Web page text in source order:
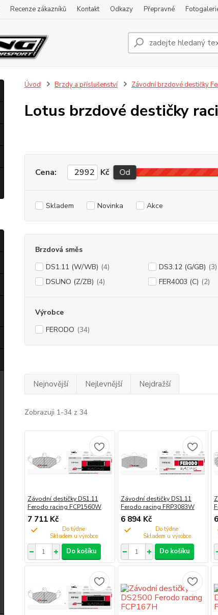
Recenze zákazníků Kontakt Odkazy Přepravné
Úvod Brzdy a příslušenství Závodní brzdové destičky
Lotus brzdové destičky
Cena: Kč Od
Skladem Novinka Akce
Brzdová směs
DS1.11 (W/WB) (4) DS3.12 (G/GB) (3)
DSUNO (Z/ZB) (4) FER4003 (C) (2)
Výrobce
FERODO (34)
Nejnovější Nejlevnější Nejdražší
Zobrazuji 1-34 z 34
Závodní destičky DS1.11
Ferodo racing FCP1560W
7 711 Kč
Do týdne
Do košíku
Závodní destičky DS1.11
Ferodo racing FRP3083W
6 894 Kč
Do týdne
Do košíku